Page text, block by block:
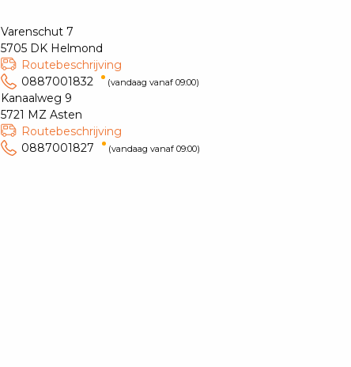
Varenschut 7
5705 DK Helmond
Routebeschrijving
0887001832
(vandaag vanaf 09:00)
Kanaalweg 9
5721 MZ Asten
Routebeschrijving
0887001827
(vandaag vanaf 09:00)